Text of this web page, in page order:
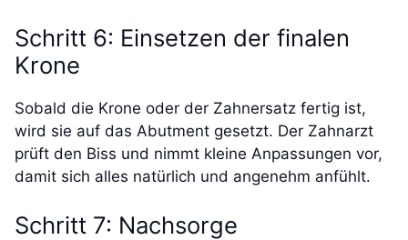
Schritt 6: Einsetzen der finalen
Krone
Sobald die Krone oder der Zahnersatz fertig ist,
wird sie auf das Abutment gesetzt. Der Zahnarzt
prüft den Biss und nimmt kleine Anpassungen vor,
damit sich alles natürlich und angenehm anfühlt.
Schritt 7: Nachsorge